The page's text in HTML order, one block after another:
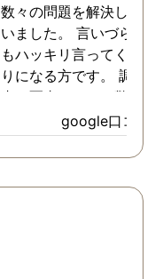
数々の問題を解決しても
いました。 言いづらい
もハッキリ言ってくれて
りになる方です。 調査
書の写真もいつも驚かさ
てどうやって撮ったのか
くと面白い話し聞かせて
れますね。 問題がない
google口コミ